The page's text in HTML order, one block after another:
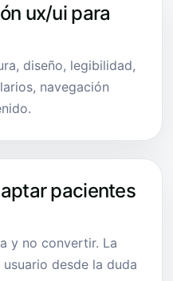
ux/ui para
diseño, legibilidad,
navegación
pacientes
y no convertir. La
desde la duda